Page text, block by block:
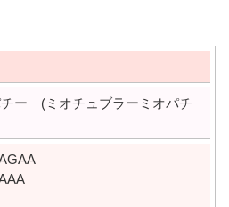
チー (ミオチュブラーミオパチ